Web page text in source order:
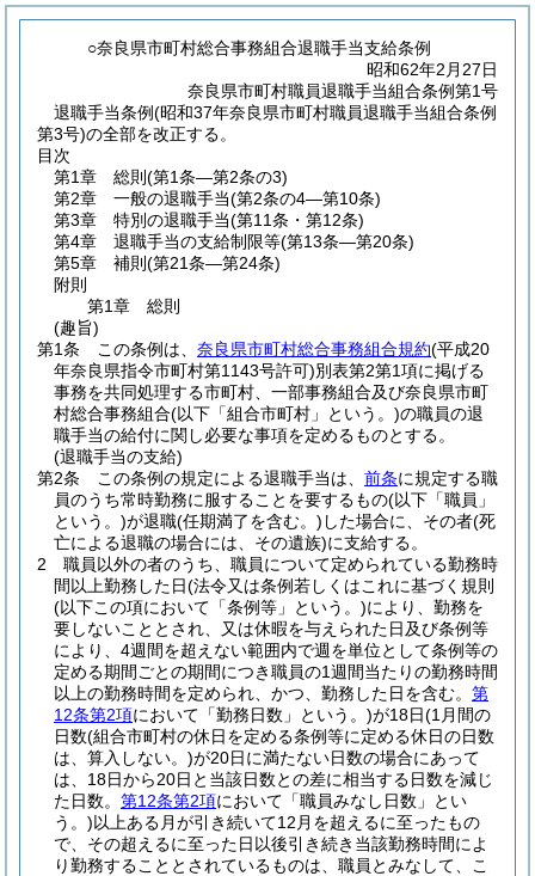
○奈良県市町村総合事務組合退職手当支給条例
昭和62年2月27日
奈良県市町村職員退職手当組合条例第1号
退職手当条例(昭和37年奈良県市町村職員退職手当組合条例
第3号)の全部を改正する。
目次
第1章
総則 (第1条―第2条の3)
第2章
一般の退職手当(第2条の4―第10条)
第3章
特別の退職手当(第11条・第12条)
第4章
退職手当の支給制限等(第13条―第20条)
第5章
補則 (第21条―第24条)
附則
第1章
総則
(趣旨)
第1条
この条例は、 奈良県市町村総合事務組合規約(平成20
年奈良県指令市町村第1143号許可)別表第2第1項に掲げる
事務を共同処理する市町村、一部事務組合及び奈良県市町
村総合事務組合(以下「組合市町村」という。)の職員の退
職手当の給付に関し必要な事項を定めるものとする。
(退職手当の支給)
第2条
この条例の規定による退職手当は、 前条に規定する職
員のうち常時勤務に服することを要するもの(以下「職員」
という。)が退職(任期満了を含む。) した場合に、その者(死
亡による退職の場合には、その遺族)に支給する。
2
職員以外の者のうち、職員について定められている勤務時
間以上勤務した日(法令又は条例若しくはこれに基づく規則
(以下この項において「条例等」という。)により、勤務を
要しないこととされ、又は休暇を与えられた日及び条例等
により、4週間を超えない範囲内で週を単位として条例等の
定める期間ごとの期間につき職員の1週間当たりの勤務時間
以上の勤務時間を定められ、かつ、勤務した日を含む。 第
12条第2項において「勤務日数」という。)が18日(1月間の
日数(組合市町村の休日を定める条例等に定める休日の日数
は、算入しない。)が20日に満たない日数の場合にあって
は、18日から20日と当該日数との差に相当する日数を減じ
た日数。 第12条第2項において「職員みなし日数」とい
う。)以上ある月が引き続いて12月を超えるに至ったもの
で、その超えるに至った日以後引き続き当該勤務時間によ
り勤務することとされているものは、職員とみなして、こ